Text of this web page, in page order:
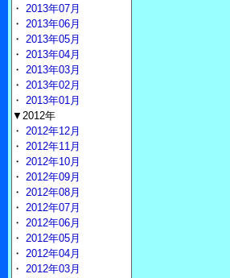
・ 2013年07月
・ 2013年06月
・ 2013年05月
・ 2013年04月
・ 2013年03月
・ 2013年02月
・ 2013年01月
▼2012年
・ 2012年12月
・ 2012年11月
・ 2012年10月
・ 2012年09月
・ 2012年08月
・ 2012年07月
・ 2012年06月
・ 2012年05月
・ 2012年04月
・ 2012年03月